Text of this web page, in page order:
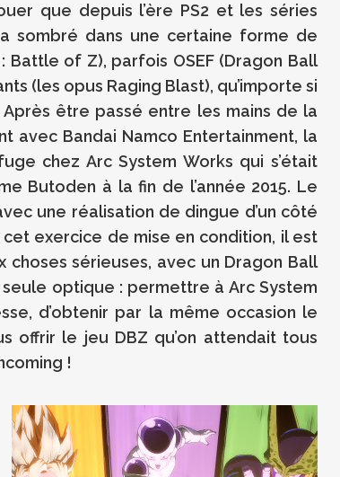
que depuis l’ère PS2 et les séries
sombré dans une certaine forme de
of Z), parfois OSEF (Dragon Ball
(les opus Raging Blast), qu’importe si
être passé entre les mains de la
avec Bandai Namco Entertainment, la
chez Arc System Works qui s’était
Butoden à la fin de l’année 2015. Le
une réalisation de dingue d’un côté
exercice de mise en condition, il est
sérieuses, avec un Dragon Ball
optique : permettre à Arc System
d’obtenir par la même occasion le
offrir le jeu DBZ qu’on attendait tous
!